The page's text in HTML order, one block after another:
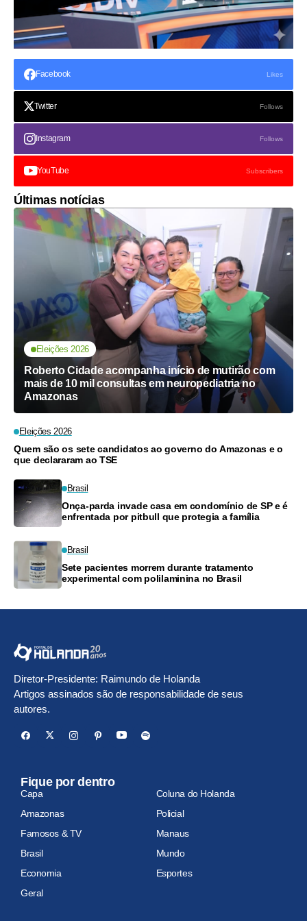
Facebook Likes
Twitter Follows
Instagram Follows
YouTube Subscribers
Últimas notícias
Eleições 2026
Roberto Cidade acompanha início de mutirão com
mais de 10 mil consultas em neuropediatria no
Amazonas
Eleições 2026
Quem são os sete candidatos ao governo do Amazonas e o
que declararam ao TSE
Brasil
Onça-parda invade casa em condomínio de SP e é
enfrentada por pitbull que protegia a família
Brasil
Sete pacientes morrem durante tratamento
experimental com polilaminina no Brasil
Diretor-Presidente: Raimundo de Holanda
Artigos assinados são de responsabilidade de seus
autores.
Fique por dentro
Capa
Coluna do Holanda
Amazonas
Policial
Famosos & TV
Manaus
Brasil
Mundo
Economia
Esportes
Geral